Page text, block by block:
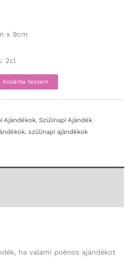
x 9cm
2cl
Kosárba teszem
Ajándékok,Szülinapi Ajándék
,szülinapi ajándékok
ha valami poénos ajándékot